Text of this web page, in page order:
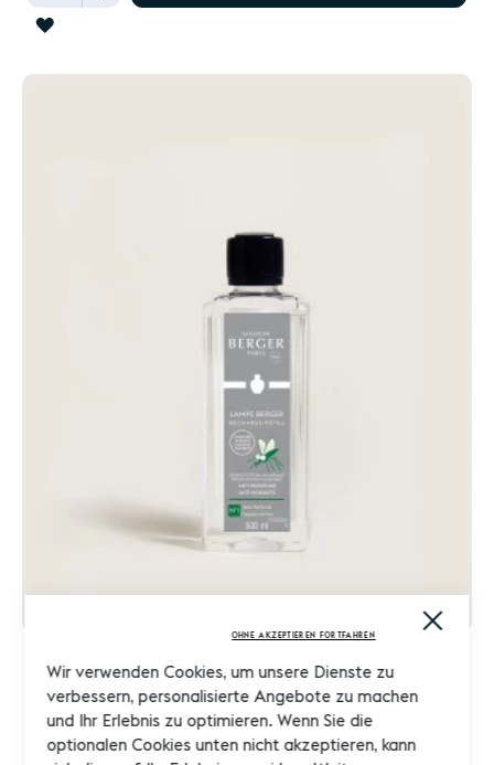
Close
Wir verwenden Cookies, um unsere Dienste zu
verbessern, personalisierte Angebote zu machen
und Ihr Erlebnis zu optimieren. Wenn Sie die
optionalen Cookies unten nicht akzeptieren, kann
OHNE AKZEPTIEREN FORTFAHREN
ZUR
Lampen Nachfüllung Anti-Mücken Neutral 500ml
CHF 27.90
AbCHF 22.32